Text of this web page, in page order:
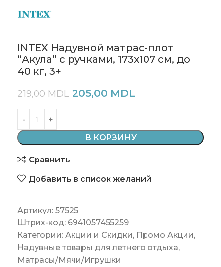
INTEX Надувной матрас-плот
“Акула” с ручками, 173х107 см, до
40 кг, 3+
219,00MDL 205,00 MDL
В КОРЗИНУ
Сравнить
Добавить в список желаний
Артикул: 57525
Штрих-код: 6941057455259
Категории: Акции и Скидки, Промо Акции,
Надувные товары для летнего отдыха,
Матрасы/Мячи/Игрушки